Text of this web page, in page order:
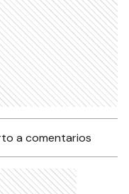
a comentarios